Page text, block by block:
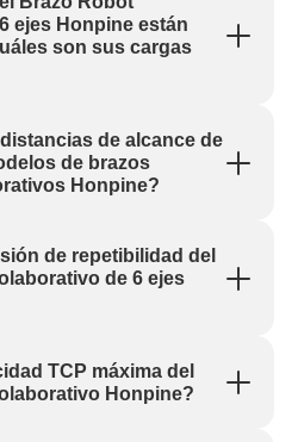
ejes Honpine están
son sus cargas
de alcance de
de brazos
Honpine?
de repetibilidad del
de 6 ejes
TCP máxima del
Honpine?